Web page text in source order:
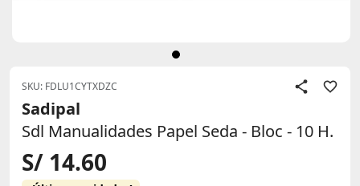
SKU: FDLU1CYTXDZC
Sadipal
Sdl Manualidades Papel Seda - Bloc - 10 H.
S/ 14.60